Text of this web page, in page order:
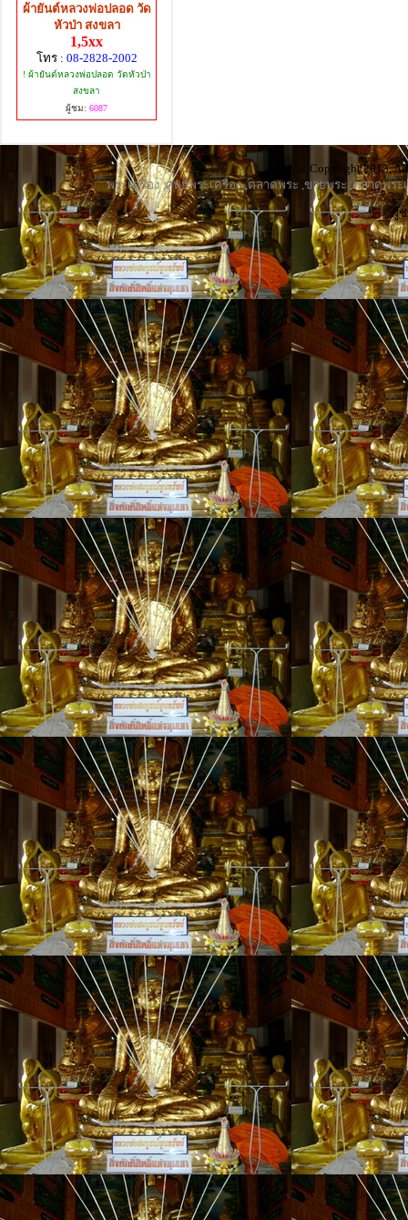
ผ้ายันต์หลวงพ่อปลอด วัด
หัวป่า สงขลา
1,5xx
โทร : 08-2828-2002
! ผ้ายันต์หลวงพ่อปลอด วัดหัวป่า
สงขลา
ผู้ชม: 6087
Copyright 2013,
พระเครื่อง ,ศูนย์พระเครื่อง,ตลาดพระ ,ขายพระ ,ตลาดพระ
ผู้